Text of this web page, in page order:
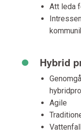
Att leda
• Hybrid
Agile
Vattenfall